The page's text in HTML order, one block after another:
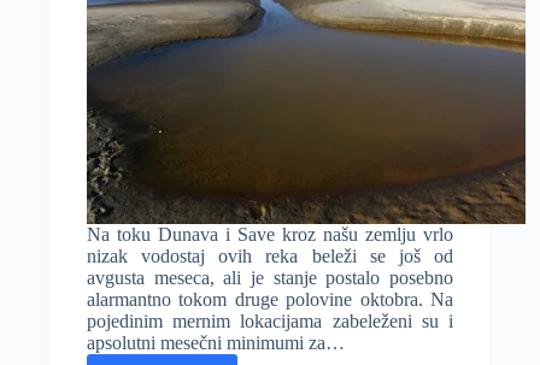
Na toku Dunava i Save kroz našu zemlju vrlo
nizak vodostaj ovih reka beleži se još od
avgusta meseca, ali je stanje postalo posebno
alarmantno tokom druge polovine oktobra. Na
pojedinim mernim lokacijama zabeleženi su i
apsolutni mesečni minimumi za…